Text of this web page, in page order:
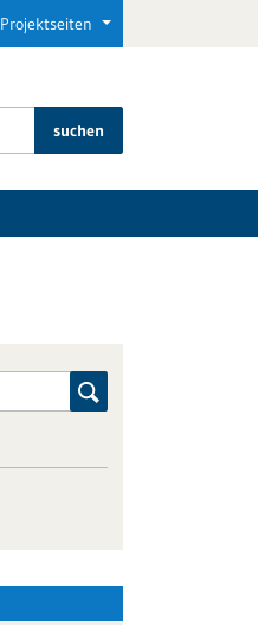
Projektseiten
suchen